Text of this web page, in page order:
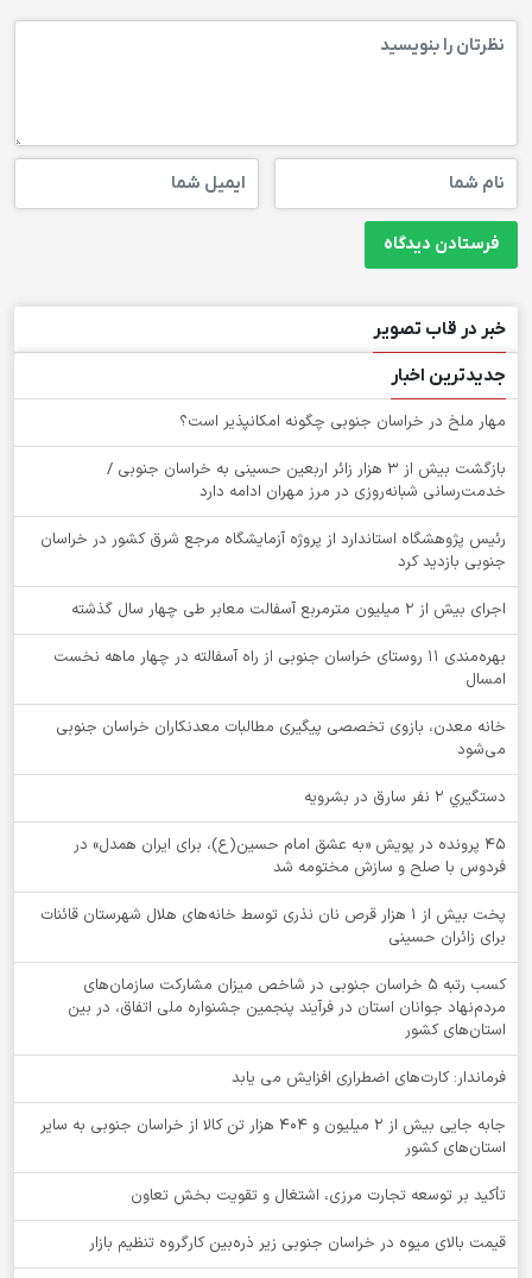
خبر در قاب تصویر
جدیدترین اخبار
‌مهار ملخ در خراسان جنوبی چگونه امکانپذیر است؟
بازگشت بیش از ۳ هزار زائر اربعین حسینی به خراسان جنوبی /
خدمت‌رسانی شبانه‌روزی در مرز مهران ادامه دارد
رئیس پژوهشگاه استاندارد از پروژه آزمایشگاه مرجع شرق کشور در خراسان
جنوبی بازدید کرد
اجرای بیش از ۲ میلیون مترمربع آسفالت معابر طی چهار سال گذشته
بهره‌مندی ۱۱ روستای خراسان جنوبی از راه آسفالته در چهار ماهه نخست
امسال
خانه معدن، بازوی تخصصی پیگیری مطالبات معدنکاران خراسان جنوبی
می‌شود
دستگيري 2 نفر سارق در بشرويه
۴۵ پرونده در پویش «به عشق امام حسین(ع)، برای ایران همدل» در
فردوس با صلح و سازش مختومه شد
پخت بیش از 1 هزار قرص نان نذری توسط خانه‌های هلال شهرستان قائنات
برای زائران حسینی
کسب رتبه ۵ خراسان جنوبی در شاخص میزان مشارکت سازمان‌های
مردم‌نهاد جوانان استان در فرآیند پنجمین جشنواره ملی اتفاق، در بین
استان‌های کشور
فرماندار: کارت‌های اضطراری افزایش می یابد
جابه جایی بیش از 2 میلیون و 404 هزار تن کالا از خراسان جنوبی به سایر
استان‌های کشور
تأکید بر توسعه تجارت مرزی، اشتغال و تقویت بخش تعاون
قیمت بالای میوه در خراسان جنوبی زیر ذره‌بین کارگروه تنظیم بازار